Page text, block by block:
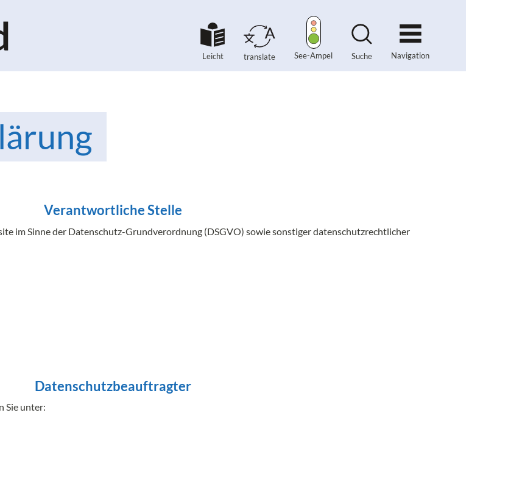
Leicht translate See-Ampel Suche Navigation
Verantwortliche Stelle
im Sinne der Datenschutz-Grundverordnung (DSGVO) sowie sonstiger datenschutzrechtlicher
Datenschutzbeauftragter
Sie unter: